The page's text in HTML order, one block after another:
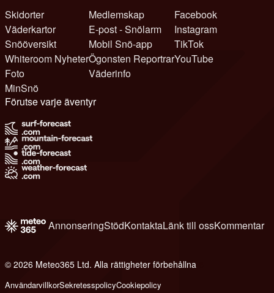
Skidorter
Väderkartor
Snööversikt
Whiteroom Nyheter
Foto
MinSnö
Medlemskap
E-post - Snölarm
Mobil Snö-app
Ögonsten Reportrar
Väderinfo
Facebook
Instagram
TikTok
YouTube
Förutse varje äventyr
AnnonseringStödKontaktaLänk till ossKommentar
© 2026 Meteo365 Ltd. Alla rättigheter förbehållna
AnvändarvillkorSekretesspolicyCookiepolicy